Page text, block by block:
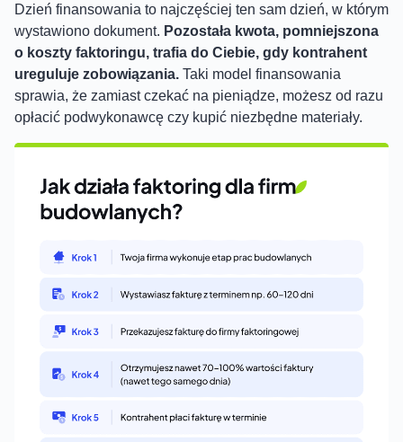
Dzień finansowania to najczęściej ten sam dzień, w którym
wystawiono dokument. Pozostała kwota, pomniejszona
o koszty faktoringu, trafia do Ciebie, gdy kontrahent
ureguluje zobowiązania. Taki model finansowania
sprawia, że zamiast czekać na pieniądze, możesz od razu
opłacić podwykonawcę czy kupić niezbędne materiały.